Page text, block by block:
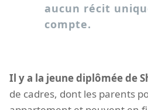
aucun récit
compte.
Il y a la jeune diplômée de
de cadres, dont les parents